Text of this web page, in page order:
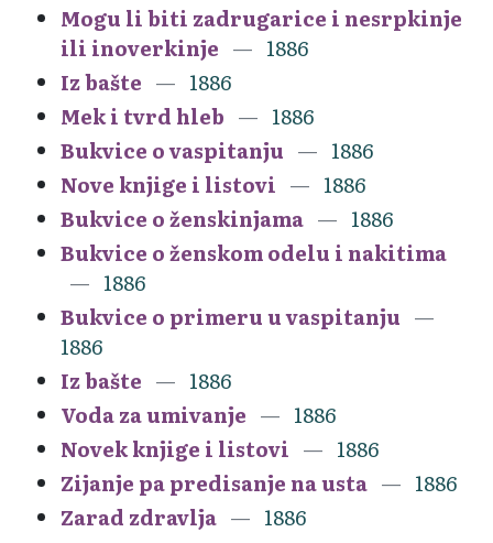
Mogu li biti zadrugarice i nesrpkinje
ili inoverkinje
1886
Iz bašte
1886
Mek i tvrd hleb
1886
Bukvice o vaspitanju
1886
Nove knjige i listovi
1886
Bukvice o ženskinjama
1886
Bukvice o ženskom odelu i nakitima
1886
Bukvice o primeru u vaspitanju
1886
Iz bašte
1886
Voda za umivanje
1886
Novek knjige i listovi
1886
Zijanje pa predisanje na usta
1886
Zarad zdravlja
1886